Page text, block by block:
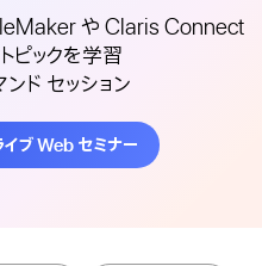
や Claris Connect
ピックを学習
ド セッション
ブ Web セミナー